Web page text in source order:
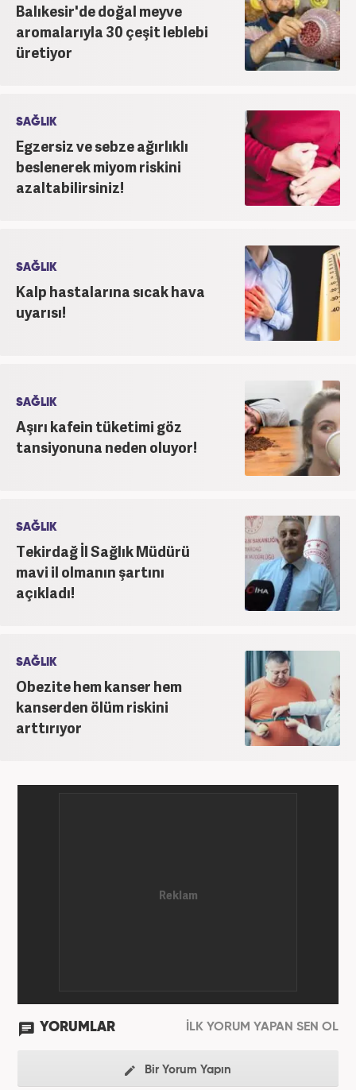
Balıkesir'de doğal meyve
aromalarıyla 30 çeşit leblebi
üretiyor
SAĞLIK
Egzersiz ve sebze ağırlıklı
beslenerek miyom riskini
azaltabilirsiniz!
SAĞLIK
Kalp hastalarına sıcak hava
uyarısı!
SAĞLIK
Aşırı kafein tüketimi göz
tansiyonuna neden oluyor!
SAĞLIK
Tekirdağ İl Sağlık Müdürü
mavi il olmanın şartını
açıkladı!
SAĞLIK
Obezite hem kanser hem
kanserden ölüm riskini
arttırıyor
YORUMLAR İLK YORUM YAPAN SEN OL
Bir Yorum Yapın